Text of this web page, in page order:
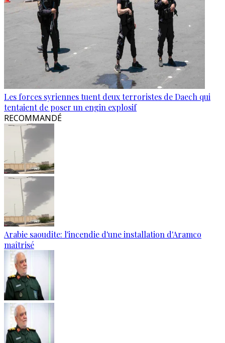
Les forces syriennes tuent deux terroristes de Daech qui
tentaient de poser un engin explosif
RECOMMANDÉ
Arabie saoudite: l'incendie d'une installation d'Aramco
maîtrisé